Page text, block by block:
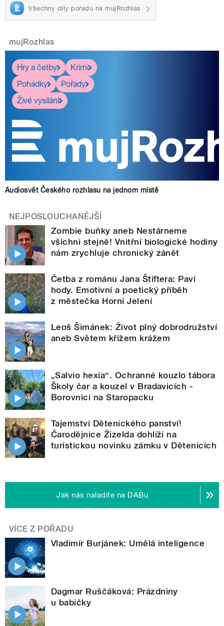
Všechny díly pořadu na mujRozhlas
mujRozhlas
Hry a četby
Krimi
Pohádky
Pořady
Živé vysílání
Audiosvět Českého rozhlasu na jednom místě
NEJPOSLOUCHANĚJŠÍ
Zombie buňky aneb Nestárneme
všichni stejně! Vnitřní biologické hodiny
nám zrychluje chronický zánět
Četba z románu Jana Štiftera: Paví
hody. Emotivní a poetický příběh
z městečka Horní Jelení
Leoš Šimánek: Život plný dobrodružství
aneb Světem křížem krážem
„Salvio hexia“. Ochranné kouzlo tábora
Školy čar a kouzel v Bradavicích -
Borovnici na Staropacku
Tajemství Dětenického panství!
Čarodějnice Žizelda dohlíží na
turistickou novinku zámku v Dětenicích
Jak nás naladíte na DABu
VÍCE Z POŘADU
Vladimír Burjánek: Umělá inteligence
Dagmar Ruščáková: Prázdniny
u babičky